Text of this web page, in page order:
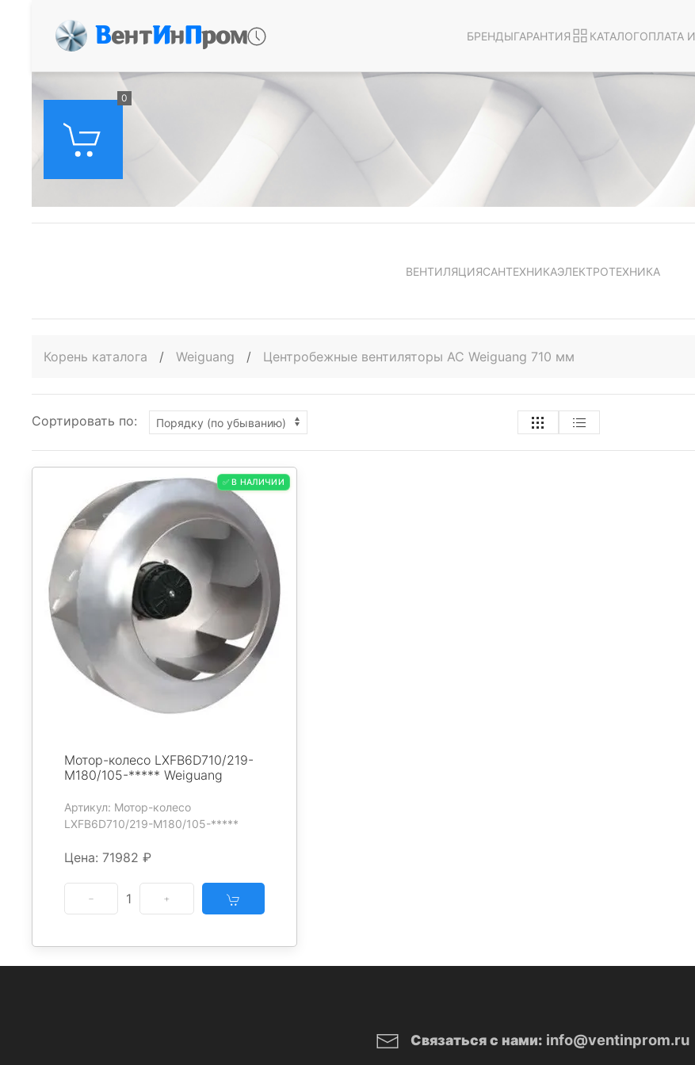
ВентИнПром БРЕНДЫГАРАНТИЯ КАТАЛОГОПЛАТА
0
ВЕНТИЛЯЦИЯСАНТЕХНИКАЭЛЕКТРОТЕХНИКА
Корень каталога / Weiguang / Центробежные вентиляторы AC Weiguang 710 мм
Сортировать по:
✅ В НАЛИЧИИ
Мотор-колесо LXFB6D710/219-
M180/105-***** Weiguang
Артикул: Мотор-колесо
LXFB6D710/219-M180/105-*****
Цена: 71982 ₽
1
Связаться с нами: info@ventinprom.ru